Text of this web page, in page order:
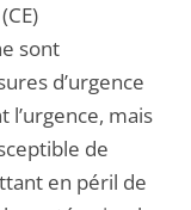
sont
d’urgence
l’urgence, mais
de
en péril de